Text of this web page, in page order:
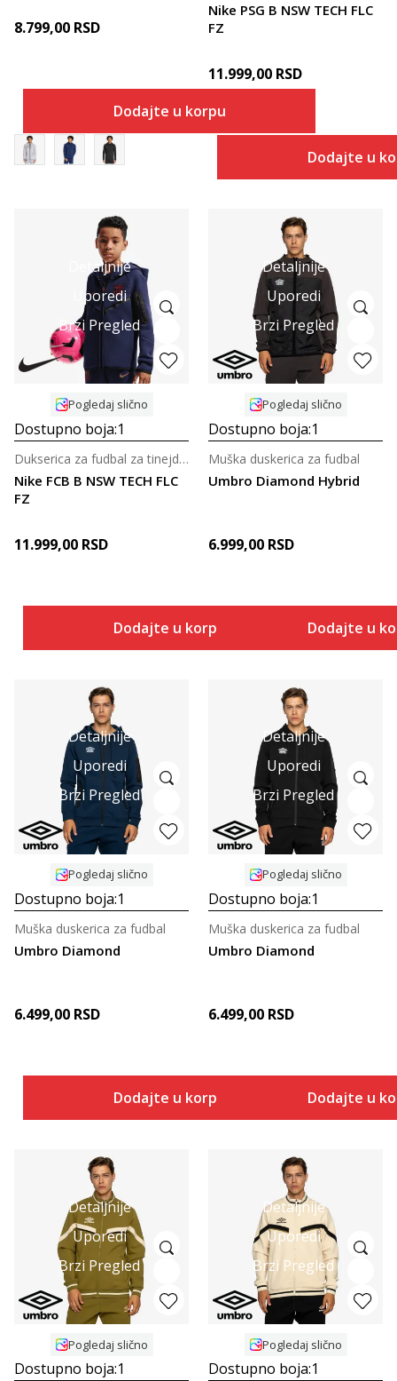
8.799,00 RSD
Dodajte u korpu
Nike PSG B NSW TECH FLC
FZ
11.999,00 RSD
Dodajte u
Detaljnije
Uporedi
Brzi Pregled
Pogledaj slično
Dostupno boja:1
Nike FCB B NSW TECH FLC
FZ
Dukserica za fudbal za tinejdžere
11.999,00 RSD
Dodajte u korpu
Detaljnije
Uporedi
Brzi Pregled
Pogledaj slično
Dostupno boja:1
Umbro Diamond Hybrid
Muška duskerica za fudbal
6.999,00 RSD
Dodajte u
Detaljnije
Uporedi
Brzi Pregled
Pogledaj slično
Dostupno boja:1
Umbro Diamond
Muška duskerica za fudbal
6.499,00 RSD
Dodajte u korpu
Detaljnije
Uporedi
Brzi Pregled
Pogledaj slično
Dostupno boja:1
Umbro Diamond
Muška duskerica za fudbal
6.499,00 RSD
Dodajte u
Detaljnije
Uporedi
Brzi Pregled
Pogledaj slično
Dostupno boja:1
Detaljnije
Uporedi
Brzi Pregled
Pogledaj slično
Dostupno boja:1